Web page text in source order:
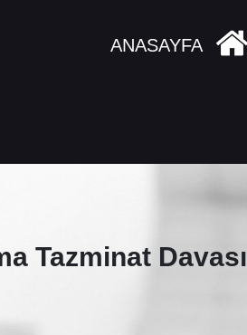
ANASAYFA
Tazminat Davası